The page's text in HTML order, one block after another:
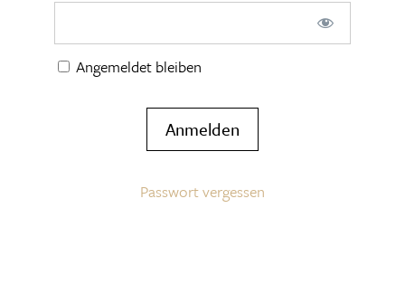
Angemeldet bleiben
Passwort vergessen